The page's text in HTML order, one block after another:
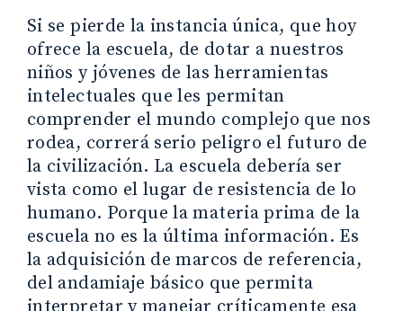
Si se pierde la instancia única, que hoy
ofrece la escuela, de dotar a nuestros
niños y jóvenes de las herramientas
intelectuales que les permitan
comprender el mundo complejo que nos
rodea, correrá serio peligro el futuro de
la civilización. La escuela debería ser
vista como el lugar de resistencia de lo
humano. Porque la materia prima de la
escuela no es la última información. Es
la adquisición de marcos de referencia,
del andamiaje básico que permita